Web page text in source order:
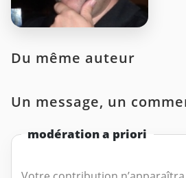
Du même auteur
Un message, un
modération a priori